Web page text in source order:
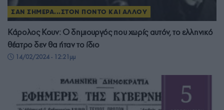
ΣΑΝ ΣΗΜΕΡΑ...ΣΤΟΝ ΠΟΝΤΟ ΚΑΙ ΑΛΛΟΥ
Κάρολος Κουν: Ο δημιουργός που χωρίς αυτόν, το ελληνικό
θέατρο δεν θα ήταν το ίδιο
14/02/2024 - 12:21μμ